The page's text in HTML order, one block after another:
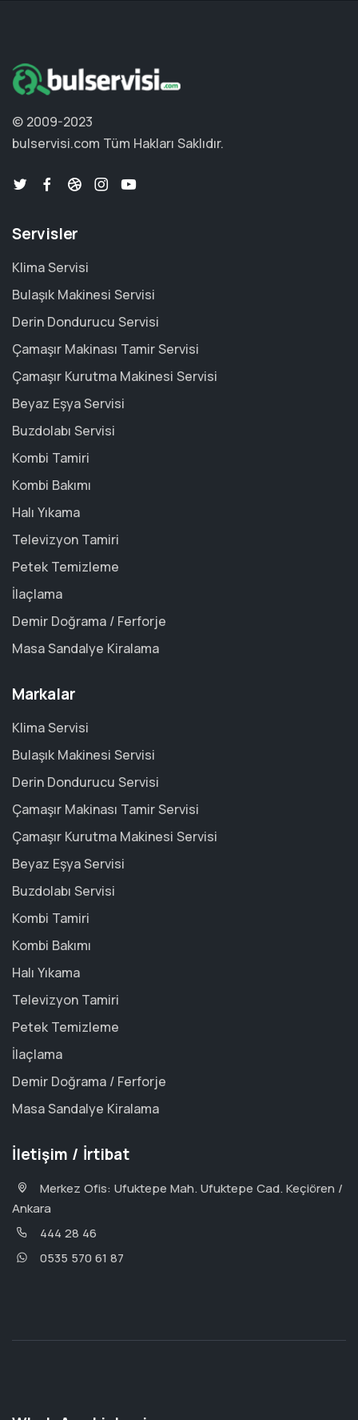
© 2009-2023
bulservisi.com Tüm Hakları Saklıdır.
Servisler
Klima Servisi
Bulaşık Makinesi Servisi
Derin Dondurucu Servisi
Çamaşır Makinası Tamir Servisi
Çamaşır Kurutma Makinesi Servisi
Beyaz Eşya Servisi
Buzdolabı Servisi
Kombi Tamiri
Kombi Bakımı
Halı Yıkama
Televizyon Tamiri
Petek Temizleme
İlaçlama
Demir Doğrama / Ferforje
Masa Sandalye Kiralama
Markalar
Klima Servisi
Bulaşık Makinesi Servisi
Derin Dondurucu Servisi
Çamaşır Makinası Tamir Servisi
Çamaşır Kurutma Makinesi Servisi
Beyaz Eşya Servisi
Buzdolabı Servisi
Kombi Tamiri
Kombi Bakımı
Halı Yıkama
Televizyon Tamiri
Petek Temizleme
İlaçlama
Demir Doğrama / Ferforje
Masa Sandalye Kiralama
İletişim / İrtibat
Merkez Ofis: Ufuktepe Mah. Ufuktepe Cad. Keçiören /
Ankara
444 28 46
0535 570 61 87